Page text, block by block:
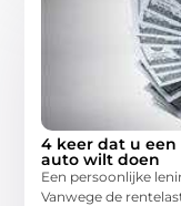
4 keer dat u
auto wilt doen
Een persoonlijke
Vanwege de